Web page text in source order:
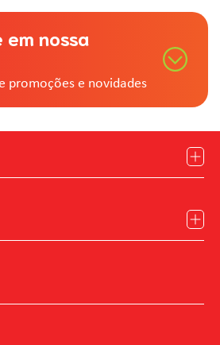
nossa
promoções e novidades
2025